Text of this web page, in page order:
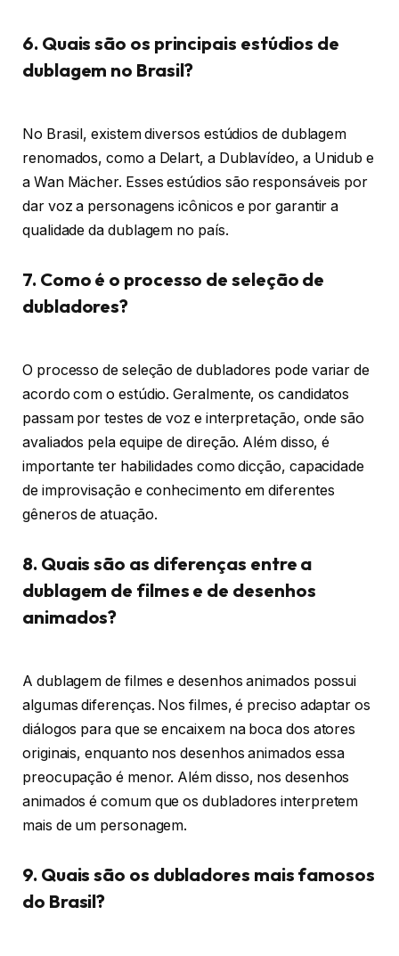
6. Quais são os principais estúdios de
dublagem no Brasil?
No Brasil, existem diversos estúdios de dublagem
renomados, como a Delart, a Dublavídeo, a Unidub e
a Wan Mächer. Esses estúdios são responsáveis por
dar voz a personagens icônicos e por garantir a
qualidade da dublagem no país.
7. Como é o processo de seleção de
dubladores?
O processo de seleção de dubladores pode variar de
acordo com o estúdio. Geralmente, os candidatos
passam por testes de voz e interpretação, onde são
avaliados pela equipe de direção. Além disso, é
importante ter habilidades como dicção, capacidade
de improvisação e conhecimento em diferentes
gêneros de atuação.
8. Quais são as diferenças entre a
dublagem de filmes e de desenhos
animados?
A dublagem de filmes e desenhos animados possui
algumas diferenças. Nos filmes, é preciso adaptar os
diálogos para que se encaixem na boca dos atores
originais, enquanto nos desenhos animados essa
preocupação é menor. Além disso, nos desenhos
animados é comum que os dubladores interpretem
mais de um personagem.
9. Quais são os dubladores mais famosos
do Brasil?